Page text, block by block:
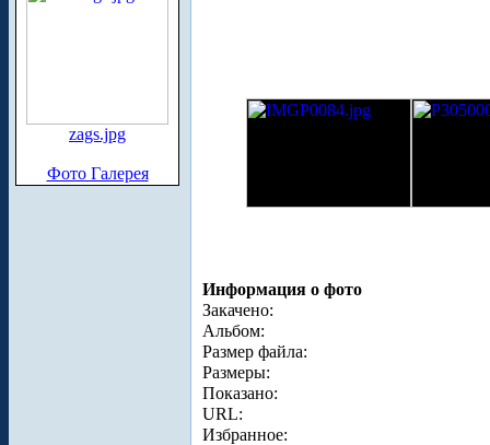
zags.jpg
Фото Галерея
Информация о фото
Закачено:
Альбом:
Размер файла:
Размеры:
Показано:
URL:
Избранное: